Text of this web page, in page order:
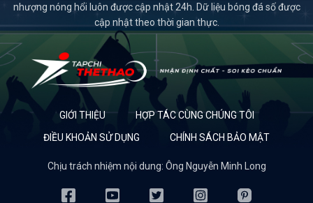
nhượng nóng hổi luôn được cập nhật 24h. Dữ liệu bóng đá số được
cập nhật theo thời gian thực.
GIỚI THIỆU
HỢP TÁC CÙNG CHÚNG TÔI
ĐIỀU KHOẢN SỬ DỤNG
CHÍNH SÁCH BẢO MẬT
Chịu trách nhiệm nội dung: Ông Nguyễn Minh Long